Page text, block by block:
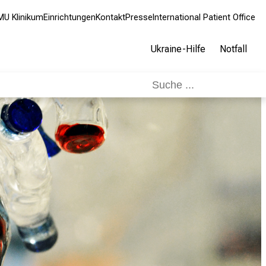
KlinikumEinrichtungenKontaktPresse International Patient Office
Ukraine-Hilfe Notfall